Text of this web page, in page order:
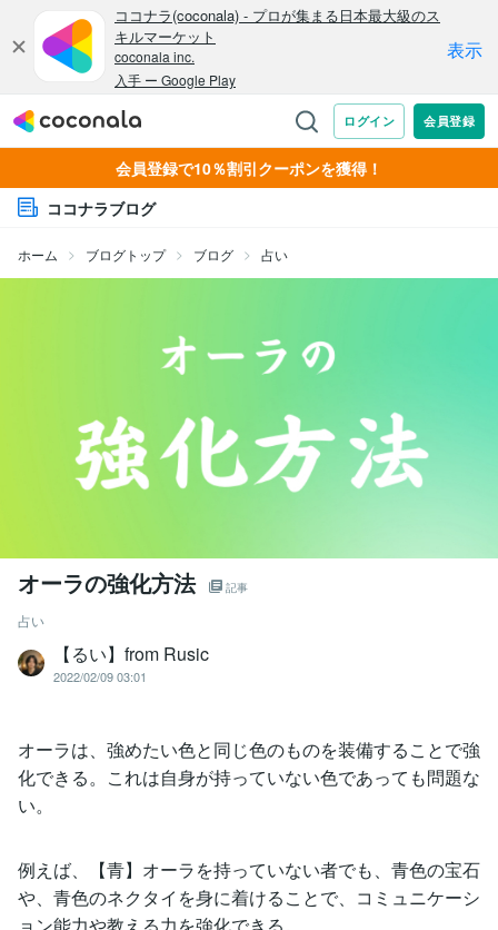
会員登録で10％割引クーポンを獲得！
ココナラブログ
ホーム ブログトップ ブログ 占い
オーラの強化方法 記事
占い
【るい】from Rusic
2022/02/09 03:01
オーラは、強めたい色と同じ色のものを装備することで強
化できる。これは自身が持っていない色であっても問題な
い。
例えば、【青】オーラを持っていない者でも、青色の宝石
や、青色のネクタイを身に着けることで、コミュニケーシ
ョン能力や教える力を強化できる。